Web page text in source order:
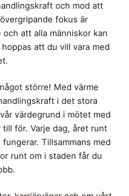
och mod att
fokus är
att alla människor kan
att du vill vara med
större! Med värme
i det stora
värdegrund i mötet med
för. Varje dag, året runt
Tillsammans med
runt om i staden får du